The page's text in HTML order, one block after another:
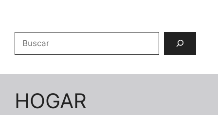
HOGAR